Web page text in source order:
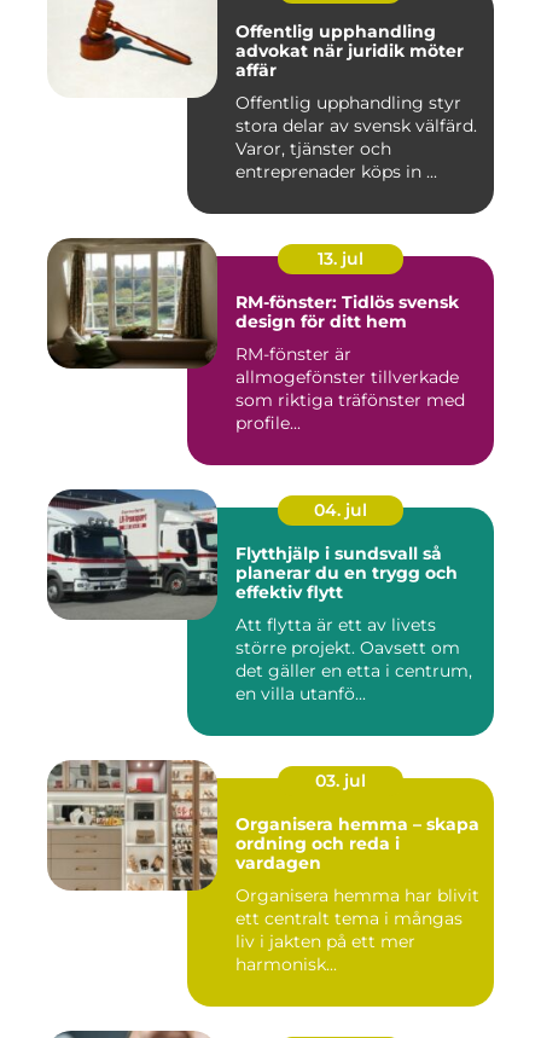
Offentlig upphandling
advokat när juridik möter
affär
Offentlig upphandling styr
stora delar av svensk välfärd.
Varor, tjänster och
entreprenader köps in ...
13. jul
RM-fönster: Tidlös svensk
design för ditt hem
RM-fönster är
allmogefönster tillverkade
som riktiga träfönster med
profile...
04. jul
Flytthjälp i sundsvall så
planerar du en trygg och
effektiv flytt
Att flytta är ett av livets
större projekt. Oavsett om
det gäller en etta i centrum,
en villa utanfö...
03. jul
Organisera hemma – skapa
ordning och reda i
vardagen
Organisera hemma har blivit
ett centralt tema i mångas
liv i jakten på ett mer
harmonisk...